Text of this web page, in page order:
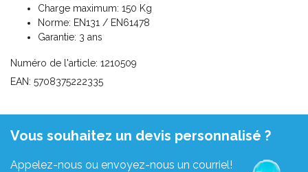
Charge maximum: 150 Kg
Norme: EN131 / EN61478
Garantie: 3 ans
Numéro de l'article: 1210509
EAN: 5708375222335
Vous souhaitez un devis personnalisé ?
Appelez-nous ou envoyez-nous un courriel!